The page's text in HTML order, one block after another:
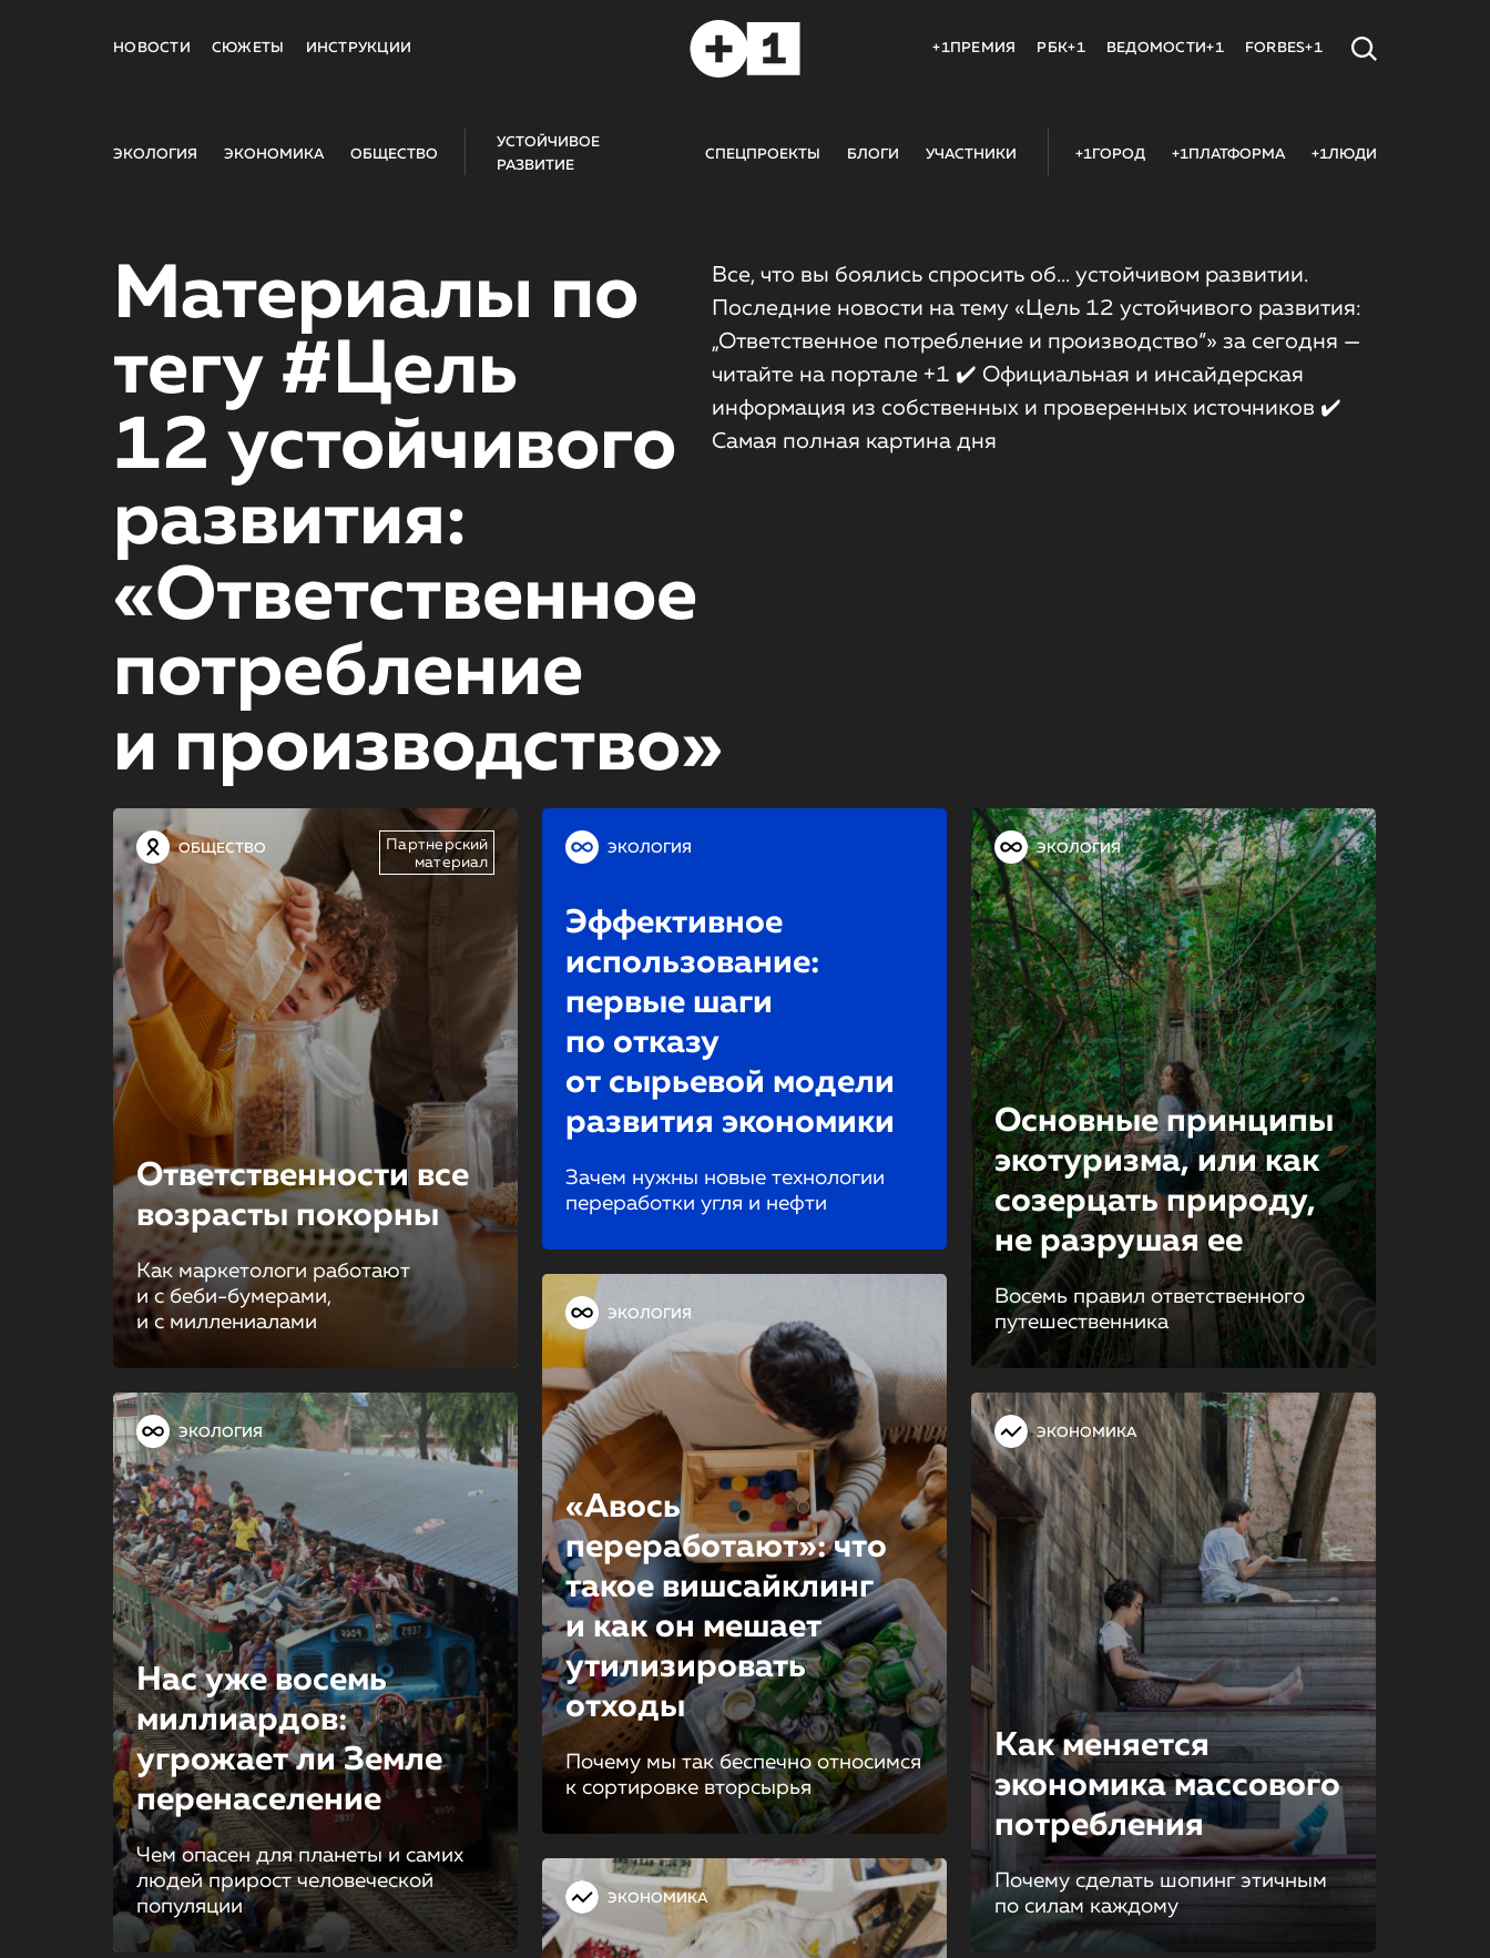
НОВОСТИ СЮЖЕТЫ ИНСТРУКЦИИ +1ПРЕМИЯ РБК+1 ВЕДОМОСТИ+1 FORBES+1
ЭКОЛОГИЯ ЭКОНОМИКА ОБЩЕСТВО
УСТОЙЧИВОЕ
РАЗВИТИЕ
СПЕЦПРОЕКТЫ БЛОГИ УЧАСТНИКИ +1ГОРОД +1ПЛАТФОРМА +1ЛЮДИ
Материалы по
тегу #Цель
12 устойчивого
развития:
«Ответственное
потребление
и производство»
Все, что вы боялись спросить об... устойчивом развитии.
Последние новости на тему «Цель 12 устойчивого развития:
„Ответственное потребление и производство“» за сегодня —
читайте на портале +1 ✔️ Официальная и инсайдерская
информация из собственных и проверенных источников ✔️
Самая полная картина дня
ОБЩЕСТВО
Партнерский
материал
Ответственно­сти все
возрасты покорны
Как маркетологи работают
и с беби-бумерами,
и с миллениалами
ЭКОЛОГИЯ
Эффективное
использование:
первые шаги
по отказу
от сырьевой модели
развития экономики
Зачем нужны новые технологии
переработки угля и нефти
ЭКОЛОГИЯ
Основные принципы
экотуризма, или как
созерцать природу,
не разрушая ее
Восемь правил ответственного
путешественника
ЭКОЛОГИЯ
«Авось
переработают»: что
такое вишсайклинг
и как он мешает
утилизировать
отходы
Почему мы так беспечно относимся
к сортировке вторсырья
ЭКОЛОГИЯ
Нас уже восемь
миллиардов:
угрожает ли Земле
перенаселение
Чем опасен для планеты и самих
людей прирост человеческой
популяции
ЭКОНОМИКА
Как меняется
экономика массового
потребления
Почему сделать шопинг этичным
по силам каждому
ЭКОНОМИКА